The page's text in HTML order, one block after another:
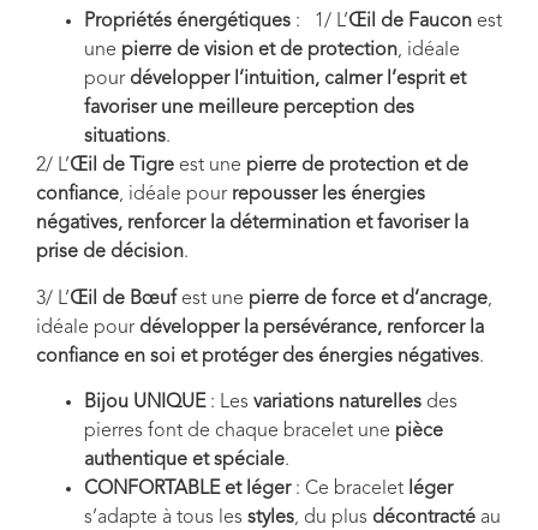
Propriétés énergétiques : 1/ L’Œil de Faucon est
une pierre de vision et de protection, idéale
pour développer l’intuition, calmer l’esprit et
favoriser une meilleure perception des
situations.
2/ L’Œil de Tigre est une pierre de protection et de
confiance, idéale pour repousser les énergies
négatives, renforcer la détermination et favoriser la
prise de décision.
3/ L’Œil de Bœufest une pierre de force et d’ancrage,
idéale pour développer la persévérance, renforcer la
confiance en soi et protéger des énergies négatives.
Bijou UNIQUE: Les variations naturelles des
pierres font de chaque bracelet une pièce
authentique et spéciale.
CONFORTABLE et léger: Ce bracelet léger
s’adapte à tous les styles, du plus décontracté au